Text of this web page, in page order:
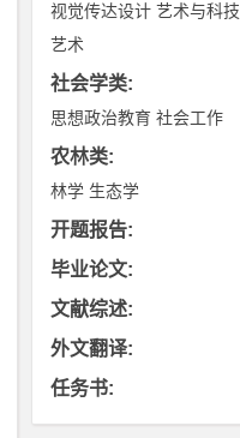
视觉传达设计 艺术与科技
艺术
社会学类:
思想政治教育 社会工作
农林类:
林学 生态学
开题报告:
毕业论文:
文献综述:
外文翻译:
任务书: